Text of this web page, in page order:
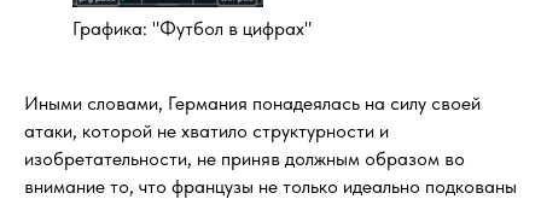
Графика: "Футбол в цифрах"
Иными словами, Германия понадеялась на силу своей
атаки, которой не хватило структурности и
изобретательности, не приняв должным образом во
внимание то, что французы не только идеально подкованы